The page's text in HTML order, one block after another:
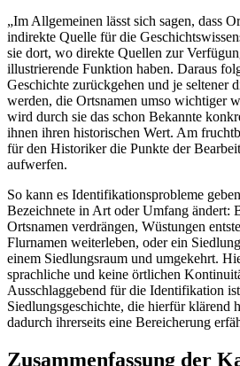
„Im Allgemeinen lässt sich sagen, dass
indirekte Quelle für die
sie dort, wo direkte Quellen zur
illustrierende Funktion haben. Daraus
Geschichte zurückgehen und je seltener
werden, die Ortsnamen umso wichtiger
wird durch sie das schon Bekannte
ihnen ihren historischen Wert. Am
für den Historiker die Punkte der
aufwerfen.
So kann es Identifikationsprobleme
Bezeichnete in Art oder Umfang ändert:
Ortsnamen verdrängen, Wüstungen
Flurnamen weiterleben, oder ein
einem Siedlungsraum und umgekehrt.
sprachliche und keine örtlichen
Ausschlaggebend für die Identifikation
Siedlungsgeschichte, die hierfür klärend
dadurch ihrerseits eine Bereicherung
Zusammenfassung der